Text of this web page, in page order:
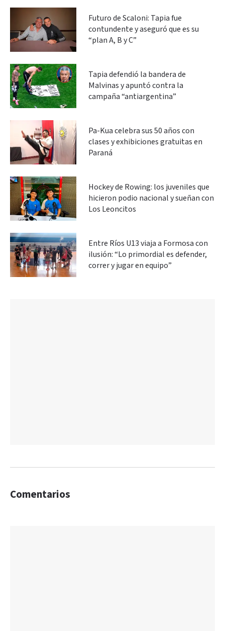
Futuro de Scaloni: Tapia fue
contundente y aseguró que es su
“plan A, B y C”
Tapia defendió la bandera de
Malvinas y apuntó contra la
campaña “antiargentina”
Pa-Kua celebra sus 50 años con
clases y exhibiciones gratuitas en
Paraná
Hockey de Rowing: los juveniles que
hicieron podio nacional y sueñan con
Los Leoncitos
Entre Ríos U13 viaja a Formosa con
ilusión: “Lo primordial es defender,
correr y jugar en equipo”
Comentarios